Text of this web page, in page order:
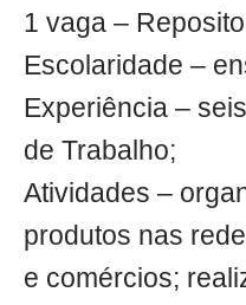
1 vaga –
Escolaridade –
Experiência –
de Trabalho;
Atividades –
produtos nas
e comércios;